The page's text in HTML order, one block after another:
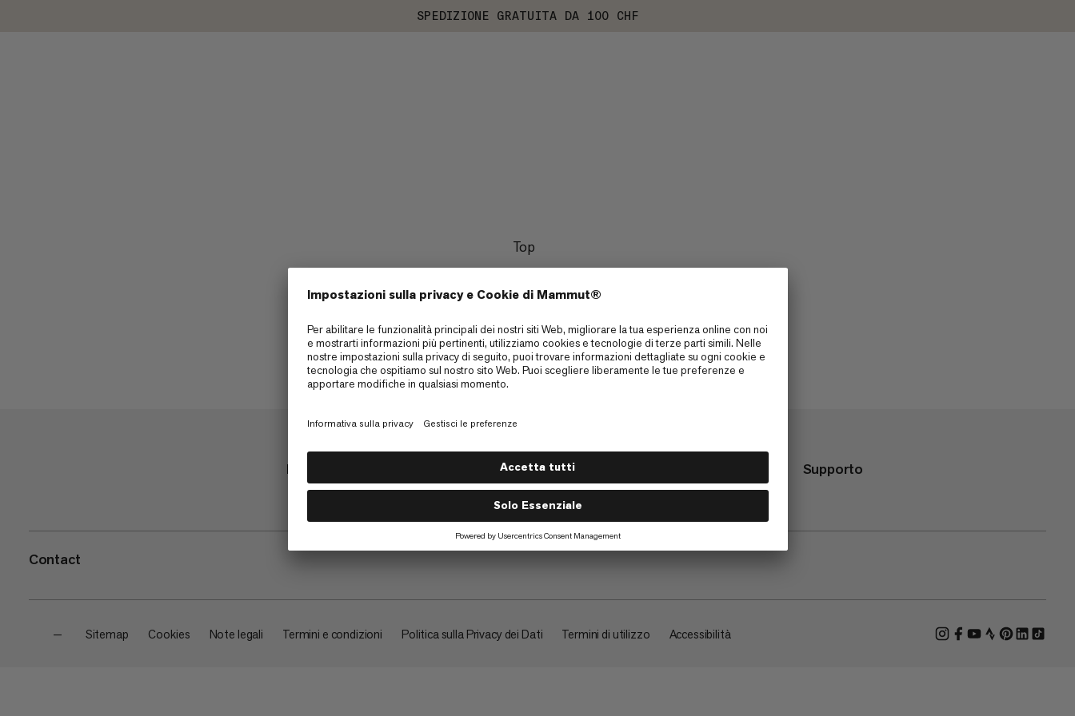
SPEDIZIONE GRATUITA DA 100 CHF
Top
Negozio Su di noi Supporto
Contact
— Sitemap Cookies Note legali Termini e condizioni Politica sulla Privacy dei Dati Termini di utilizzo Accessibilità